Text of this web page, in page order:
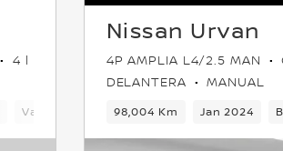
4 l
Van Delantera
Nissan Urvan
4P AMPLIA L4/2.5 MAN
DELANTERA
MANUAL
98,004 Km Jan 2024